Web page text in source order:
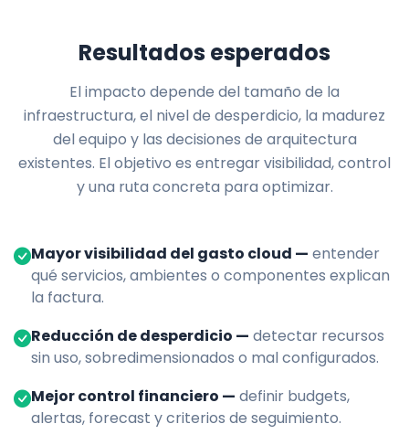
Resultados esperados
El impacto depende del tamaño de la
infraestructura, el nivel de desperdicio, la madurez
del equipo y las decisiones de arquitectura
existentes. El objetivo es entregar visibilidad, control
y una ruta concreta para optimizar.
Mayor visibilidad del gasto cloud — entender
qué servicios, ambientes o componentes explican
la factura.
Reducción de desperdicio — detectar recursos
sin uso, sobredimensionados o mal configurados.
Mejor control financiero — definir budgets,
alertas, forecast y criterios de seguimiento.